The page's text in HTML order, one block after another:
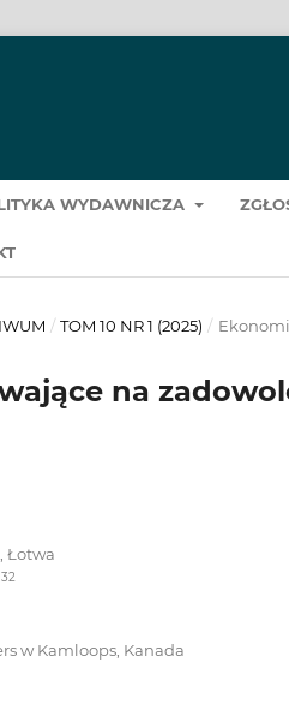
WYDAWNICZA
/ TOM 10 NR 1 (2025) /
na
Łotwa
w Kamloops, Kanada